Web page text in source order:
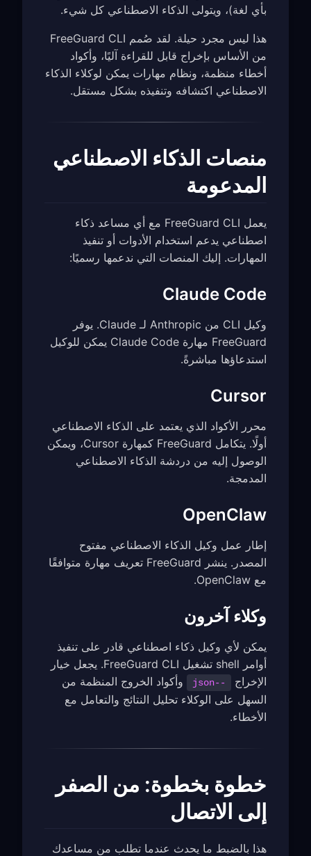
بأي لغة)، ويتولى الذكاء الاصطناعي كل شيء.
هذا ليس مجرد حيلة. لقد صُمم FreeGuard CLI
من الأساس بإخراج قابل للقراءة آليًا، وأكواد
أخطاء منظمة، ونظام مهارات يمكن لوكلاء الذكاء
الاصطناعي اكتشافه وتنفيذه بشكل مستقل.
منصات الذكاء الاصطناعي
المدعومة
يعمل FreeGuard CLI مع أي مساعد ذكاء
اصطناعي يدعم استخدام الأدوات أو تنفيذ
المهارات. إليك المنصات التي ندعمها رسميًا:
Claude Code
وكيل CLI من Anthropic لـ Claude. يوفر
FreeGuard مهارة Claude Code يمكن للوكيل
استدعاؤها مباشرةً.
Cursor
محرر الأكواد الذي يعتمد على الذكاء الاصطناعي
أولًا. يتكامل FreeGuard كمهارة Cursor، ويمكن
الوصول إليه من دردشة الذكاء الاصطناعي
المدمجة.
OpenClaw
إطار عمل وكيل الذكاء الاصطناعي مفتوح
المصدر. ينشر FreeGuard تعريف مهارة متوافقًا
مع OpenClaw.
وكلاء آخرون
يمكن لأي وكيل ذكاء اصطناعي قادر على تنفيذ
أوامر shell تشغيل FreeGuard CLI. يجعل خيار
الإخراج
--json
وأكواد الخروج المنظمة من
السهل على الوكلاء تحليل النتائج والتعامل مع
الأخطاء.
خطوة بخطوة: من الصفر
إلى الاتصال
هذا بالضبط ما يحدث عندما تطلب من مساعدك